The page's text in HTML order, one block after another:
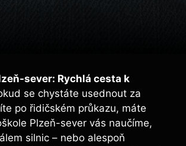
sever: Rychlá⁢ cesta k
se chystáte usednout za
po řidičském průkazu, máte
Plzeň-sever vás naučíme,
silnic – nebo alespoň‌